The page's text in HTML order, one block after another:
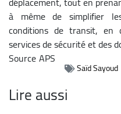
à même de simplifier
conditions de transit, en
services de sécurité et des
SourceAPS
Saïd Sayoud
Lire aussi